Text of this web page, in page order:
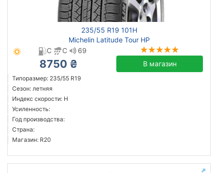
235/55 R19 101H
Michelin Latitude Tour HP
C
C 69
8750 ₴ В магазин
Типоразмер: 235/55 R19
Сезон: летняя
Индекс скорости: H
Усиленность:
Год производства:
Страна:
Магазин: R20